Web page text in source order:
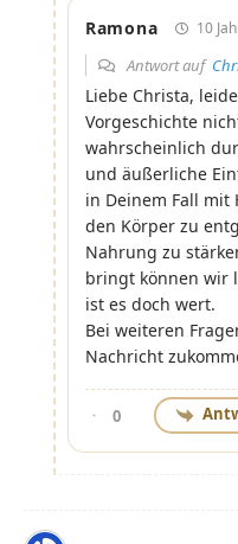
Ramona 10
Antwort auf
Liebe Christa,
Vorgeschichte
wahrscheinlich
und äußerliche
in Deinem Fall mit
den Körper zu
Nahrung zu
bringt können wir
ist es doch wert.
Bei weiteren
Nachricht
0